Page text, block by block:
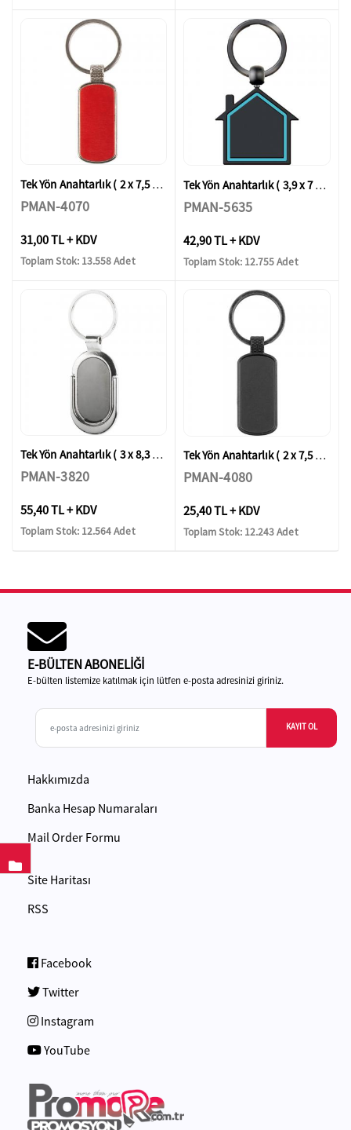
Tek Yön Anahtarlık ( 2 x 7,5 cm )
PMAN-4070
31,00 TL + KDV
Toplam Stok: 13.558 Adet
Tek Yön Anahtarlık ( 3,9 x 7 cm )
PMAN-5635
42,90 TL + KDV
Toplam Stok: 12.755 Adet
Tek Yön Anahtarlık ( 3 x 8,3 cm )
PMAN-3820
55,40 TL + KDV
Toplam Stok: 12.564 Adet
Tek Yön Anahtarlık ( 2 x 7,5 cm )
PMAN-4080
25,40 TL + KDV
Toplam Stok: 12.243 Adet
E-BÜLTEN ABONELİĞİ
E-bülten listemize katılmak için lütfen e-posta adresinizi giriniz.
KAYIT OL
Hakkımızda
Banka Hesap Numaraları
Mail Order Formu
Site Haritası
RSS
Facebook
Twitter
Instagram
YouTube